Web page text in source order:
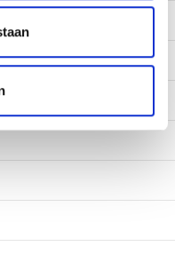
en analyse. Deze
met andere
of die ze hebben
van hun services.